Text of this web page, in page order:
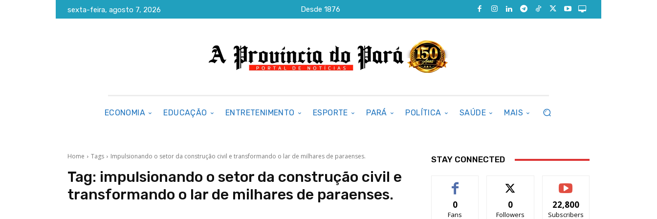
sexta-feira, agosto 7, 2026 Desde 1876
ECONOMIA EDUCAÇÃO ENTRETENIMENTO ESPORTE PARÁ POLÍTICA SAÚDE MAIS
Home Tags Impulsionando o setor da construção civil e transformando o lar de milhares de paraenses.
Tag: impulsionando o setor da construção civil e
transformando o lar de milhares de paraenses.
STAY CONNECTED
0
Fans
0
Followers
22,800
Subscribers